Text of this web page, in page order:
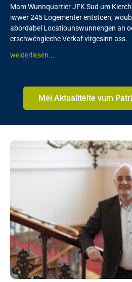
Mam Wunnquartier JFK Sud um
iwwer 245 Logementer entstoen,
abordabel Locatiounswunnengen an
erschwéngleche Verkaf virgesinn ass.
weiderliesen...
Méi Aktualitéite vum